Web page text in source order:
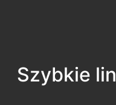
Szybkie